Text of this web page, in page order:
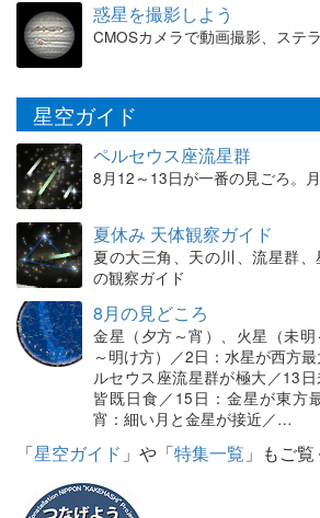
惑星を撮影しよう
CMOSカメラで動画撮影、ステ
星空ガイド
ペルセウス座流星群
8月12～13日が一番の見ごろ。
夏休み 天体観察ガイド
夏の大三角、天の川、流星群
の観察ガイド
8月の見どころ
金星（夕方～宵）、火星（未
～明け方）／2日：水星が西方
ルセウス座流星群が極大／13
皆既日食／15日：金星が東方
宵：細い月と金星が接近／…
「星空ガイド 」や「特集一覧 」もご